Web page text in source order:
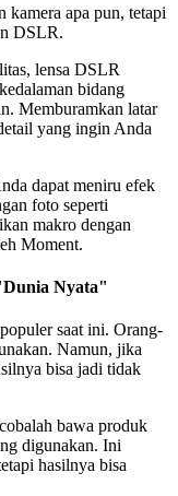
kamera apa pun, tetapi
DSLR.
lensa DSLR
bidang
Memburamkan latar
yang ingin Anda
dapat meniru efek
foto seperti
makro dengan
Moment.
Nyata"
saat ini. Orang-
Namun, jika
bisa jadi tidak
bawa produk
digunakan. Ini
hasilnya bisa